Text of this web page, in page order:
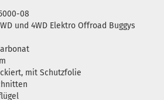
08
und 4WD Elektro Offroad Buggys
mit Schutzfolie